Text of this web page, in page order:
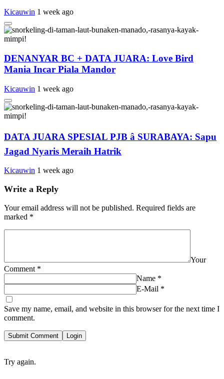
Kicauwin 1 week ago
DENANYAR BC + DATA JUARA: Love Bird
Mania Incar Piala Mandor
Kicauwin 1 week ago
DATA JUARA SPESIAL PJB â SURABAYA: Sapu
Jagad Nyaris Meraih Hatrik
Kicauwin 1 week ago
Write a Reply
Your email address will not be published. Required fields are
marked *
Your
Comment *
Name *
E-Mail *
Save my name, email, and website in this browser for the next time I
comment.
Submit Comment Login
Try again.